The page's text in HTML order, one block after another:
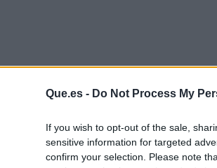
Que.es - Do Not Process My
If you wish to opt-out of the sale,
sensitive information for targeted
confirm your selection. Please note
Publicidad